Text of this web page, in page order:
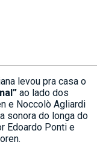
levou pra casa o
ao lado dos
e Noccolò Agliardi
sonora do longa do
Edoardo Ponti e